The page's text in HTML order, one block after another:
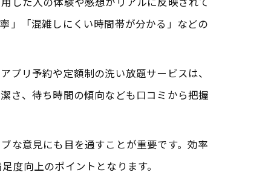
」「混雑しにくい時間帯が分かる」などの
リ予約や定額制の洗い放題サービスは、
さ、待ち時間の傾向なども口コミから把握
な意見にも目を通すことが重要です。効率
度向上のポイントとなります。